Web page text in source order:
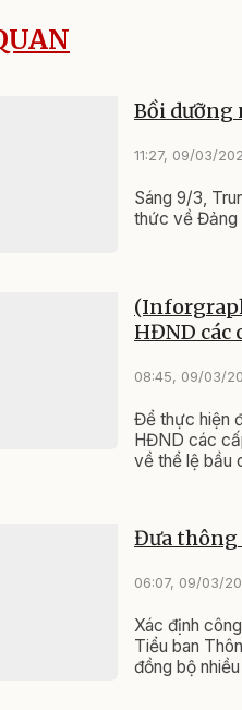
Bồi dưỡng
11:27, 09/03/
Sáng 9/3,
thức về Đảng
HĐND các
08:45, 09/03/
Để thực hiện
HĐND các
về thể lệ bầu
Đưa thông
06:07, 09/03/
Xác định
Tiểu ban
đồng bộ